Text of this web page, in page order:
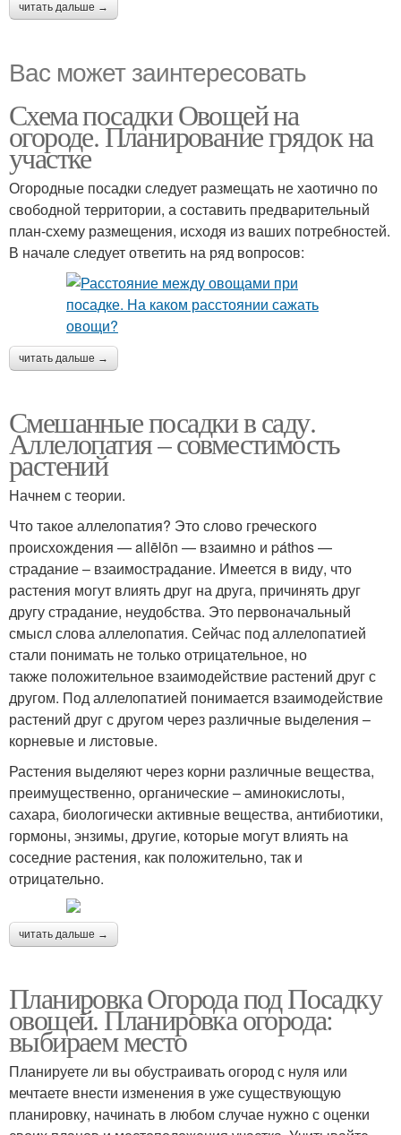
читать дальше →
Вас может заинтересовать
Схема посадки Овощей на
огороде. Планирование грядок на
участке
Огородные посадки следует размещать не хаотично по
свободной территории, а составить предварительный
план-схему размещения, исходя из ваших потребностей.
В начале следует ответить на ряд вопросов:
читать дальше →
Смешанные посадки в саду.
Аллелопатия – совместимость
растений
Начнем с теории.
Что такое аллелопатия? Это слово греческого
происхождения — allēlōn — взаимно и páthos —
страдание – взаимострадание. Имеется в виду, что
растения могут влиять друг на друга, причинять друг
другу страдание, неудобства. Это первоначальный
смысл слова аллелопатия. Сейчас под аллелопатией
стали понимать не только отрицательное, но
также положительное взаимодействие растений друг с
другом. Под аллелопатией понимается взаимодействие
растений друг с другом через различные выделения –
корневые и листовые.
Растения выделяют через корни различные вещества,
преимущественно, органические – аминокислоты,
сахара, биологически активные вещества, антибиотики,
гормоны, энзимы, другие, которые могут влиять на
соседние растения, как положительно, так и
отрицательно.
читать дальше →
Планировка Огорода под Посадку
овощей. Планировка огорода:
выбираем место
Планируете ли вы обустраивать огород с нуля или
мечтаете внести изменения в уже существующую
планировку, начинать в любом случае нужно с оценки